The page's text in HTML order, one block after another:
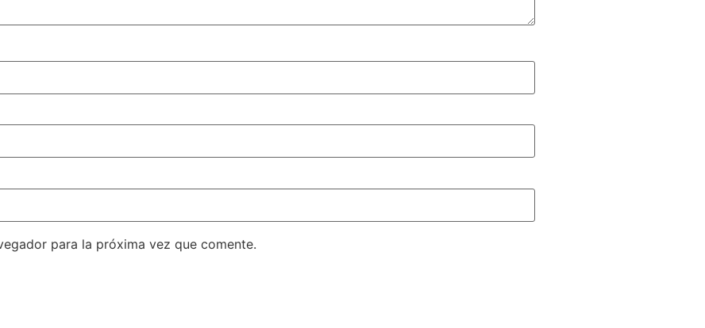
para la próxima vez que comente.